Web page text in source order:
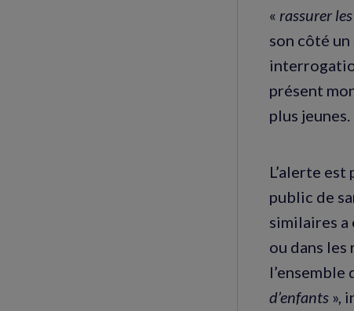
« rassurer
son côté
présent
plus jeunes.
L’alerte
public de
similaires a
ou dans les
l’ensemble
d’enfants »,